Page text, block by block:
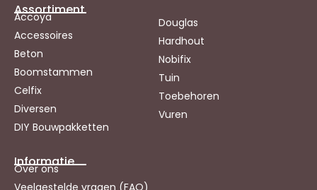
Assortiment
Accoya
Accessoires
Beton
Boomstammen
Celfix
Diversen
DIY Bouwpakketten
Douglas
Hardhout
Nobifix
Tuin
Toebehoren
Vuren
Informatie
Over ons
Veelgestelde vragen (FAQ)